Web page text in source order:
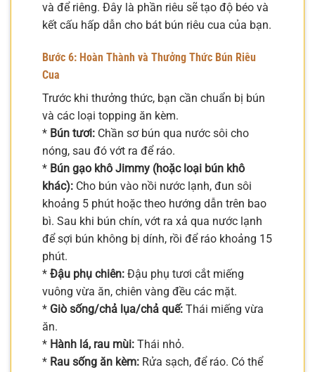
và để riêng. Đây là phần riêu sẽ tạo độ béo và
kết cấu hấp dẫn cho bát bún riêu cua của bạn.
Bước 6: Hoàn Thành và Thưởng Thức Bún Riêu
Cua
Trước khi thưởng thức, bạn cần chuẩn bị bún
và các loại topping ăn kèm.
* Bún tươi: Chần sơ bún qua nước sôi cho
nóng, sau đó vớt ra để ráo.
* Bún gạo khô Jimmy (hoặc loại bún khô
khác): Cho bún vào nồi nước lạnh, đun sôi
khoảng 5 phút hoặc theo hướng dẫn trên bao
bì. Sau khi bún chín, vớt ra xả qua nước lạnh
để sợi bún không bị dính, rồi để ráo khoảng 15
phút.
* Đậu phụ chiên: Đậu phụ tươi cắt miếng
vuông vừa ăn, chiên vàng đều các mặt.
* Giò sống/chả lụa/chả quế: Thái miếng vừa
ăn.
* Hành lá, rau mùi: Thái nhỏ.
* Rau sống ăn kèm: Rửa sạch, để ráo. Có thể